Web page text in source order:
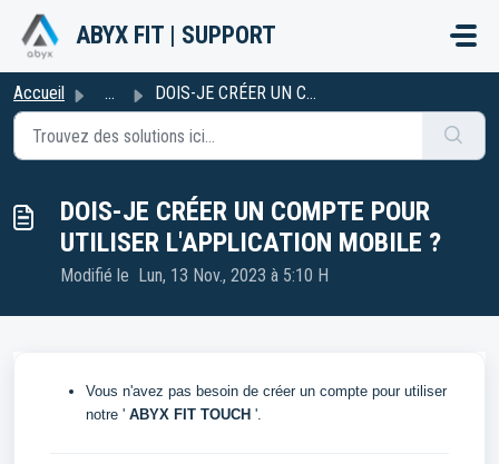
Passer au contenu principal
ABYX FIT | SUPPORT
Accueil ... DOIS-JE CRÉER UN COMPTE POUR UTILISER L'APPLICATION M...
DOIS-JE CRÉER UN COMPTE POUR
UTILISER L'APPLICATION MOBILE ?
Modifié le Lun, 13 Nov., 2023 à 5:10 H
Vous n'avez pas besoin de créer un compte pour utiliser
notre ' ABYX FIT TOUCH '.